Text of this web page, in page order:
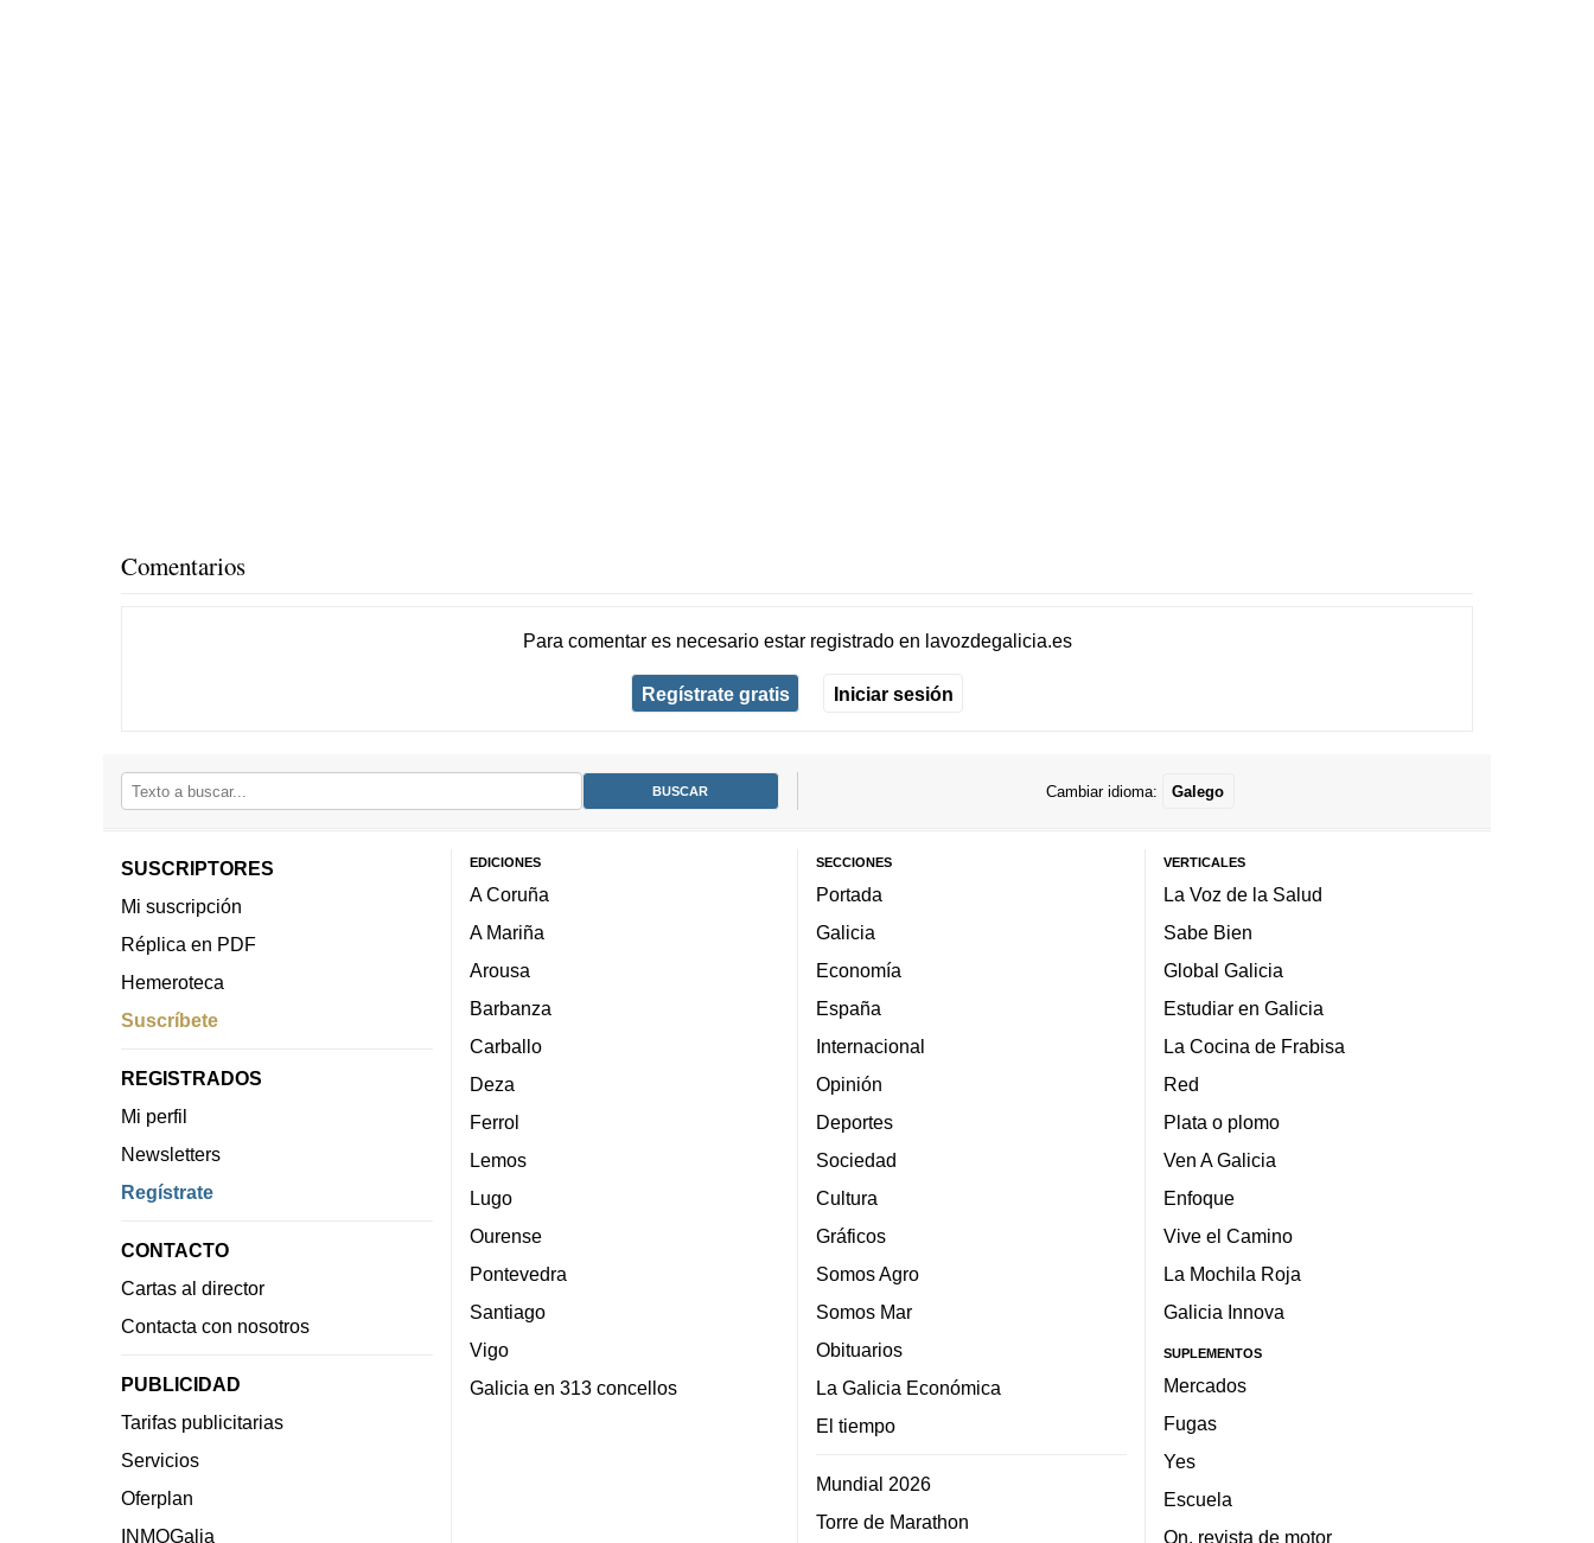
Comentarios
Para comentar es necesario estar registradoen lavozdegalicia.es
Regístrate gratis Iniciar sesión
Cambiar idioma: Galego
SUSCRIPTORES
Mi suscripción
Réplica en PDF
Hemeroteca
Suscríbete
REGISTRADOS
Mi perfil
Newsletters
Regístrate
CONTACTO
Cartas al director
Contacta con nosotros
PUBLICIDAD
Tarifas publicitarias
Servicios
Oferplan
INMOGalia
EDICIONES
A Coruña
A Mariña
Arousa
Barbanza
Carballo
Deza
Ferrol
Lemos
Lugo
Ourense
Pontevedra
Santiago
Vigo
Galicia en 313 concellos
SECCIONES
Portada
Galicia
Economía
España
Internacional
Opinión
Deportes
Sociedad
Cultura
Gráficos
Somos Agro
Somos Mar
Obituarios
La Galicia Económica
El tiempo
Mundial 2026
Torre de Marathon
VERTICALES
La Voz de la Salud
Sabe Bien
Global Galicia
Estudiar en Galicia
La Cocina de Frabisa
Red
Plata o plomo
Ven A Galicia
Enfoque
Vive el Camino
La Mochila Roja
Galicia Innova
SUPLEMENTOS
Mercados
Fugas
Yes
Escuela
On, revista de motor